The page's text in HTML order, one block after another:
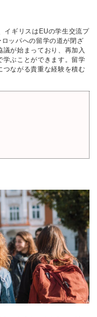
イギリスはEUの学生交流プ
ッパへの留学の道が閉ざ
が始まっており、再加入
学ぶことができます。留学
つながる貴重な経験を積む